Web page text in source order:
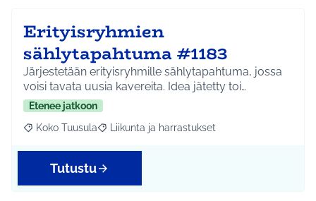
Erityisryhmien
sählytapahtuma #1183
Järjestetään erityisryhmille sählytapahtuma, jossa
voisi tavata uusia kavereita. Idea jätetty toi…
Etenee jatkoon
Rajaa tulokset aihepiirin mukaan: Koko Tuusula
Koko Tuusula Rajaa tulokset teeman mukaan: Liikunta ja
Liikunta ja harrastukset
Tutustu